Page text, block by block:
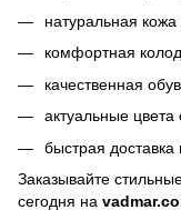
натуральная
комфортная
качественная
актуальные цвета
быстрая доставка
Заказывайте
сегодня на